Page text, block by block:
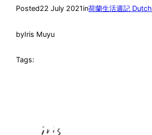
Posted22 July 2021in荷蘭生活週記
byIris Muyu
Tags: